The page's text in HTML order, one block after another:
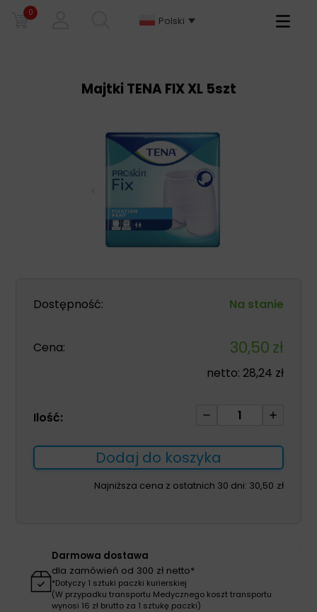
0
Polski
Primary
Majtki TENA FIX XL 5szt
Dostępność: Na stanie
Cena: 30,50zł
netto: 28,24 zł
Ilość:
ilość
TENA
FIX
XL
Dodaj do koszyka
Najniższa cena z ostatnich 30 dni: 30,50 zł
Darmowa dostawa
dla zamówień od 300 zł netto*
*Dotyczy 1 sztuki paczki kurierskiej
(W przypadku transportu Medycznego koszt transportu
wynosi 16 zł brutto za 1 sztukę paczki)